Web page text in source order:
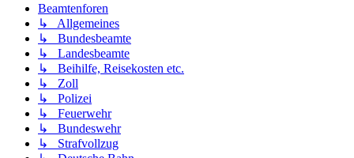
Beamtenforen
↳ Allgemeines
↳ Bundesbeamte
↳ Landesbeamte
↳ Beihilfe, Reisekosten etc.
↳ Zoll
↳ Polizei
↳ Feuerwehr
↳ Bundeswehr
↳ Strafvollzug